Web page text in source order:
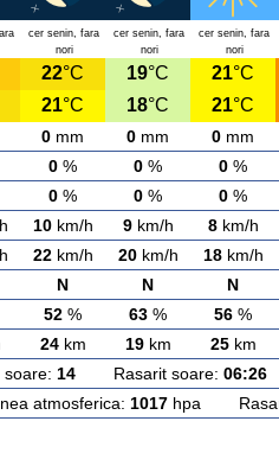
cer senin, fara
nori
cer senin, fara
nori
cer senin, fara
nori
22°C 19°C 21°C
21°C 18°C 21°C
0 mm 0 mm 0 mm
0 % 0 % 0 %
0 % 0 % 0 %
10km/h 9km/h 8km/h
22km/h 20km/h 18km/h
N N N
52 % 63 % 56 %
24km 19km 25km
soare: 14Rasarit soare: 06:26
atmosferica: 1017hpa